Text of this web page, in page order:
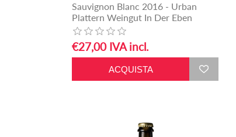
Sauvignon Blanc 2016 - Urban
Plattern Weingut In Der Eben
€27,00 IVA incl.